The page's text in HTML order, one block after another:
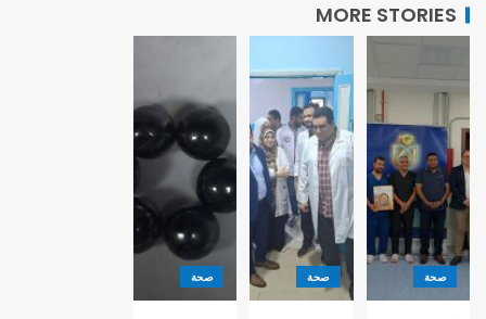
MORE STORIES
صحة صحة صحة